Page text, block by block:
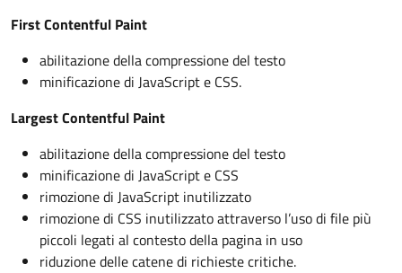
First Contentful Paint
abilitazione della compressione del testo
minificazione di JavaScript e CSS.
Largest Contentful Paint
abilitazione della compressione del testo
minificazione di JavaScript e CSS
rimozione di JavaScript inutilizzato
rimozione di CSS inutilizzato attraverso l’uso di file più
piccoli legati al contesto della pagina in uso
riduzione delle catene di richieste critiche.